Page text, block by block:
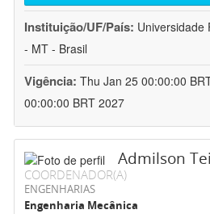
Instituição/UF/País: Universidade
- MT - Brasil
Vigência: Thu Jan 25 00:00:00
00:00:00 BRT 2027
Admilson
COORDENADOR(A)
ENGENHARIAS
Engenharia Mecânica